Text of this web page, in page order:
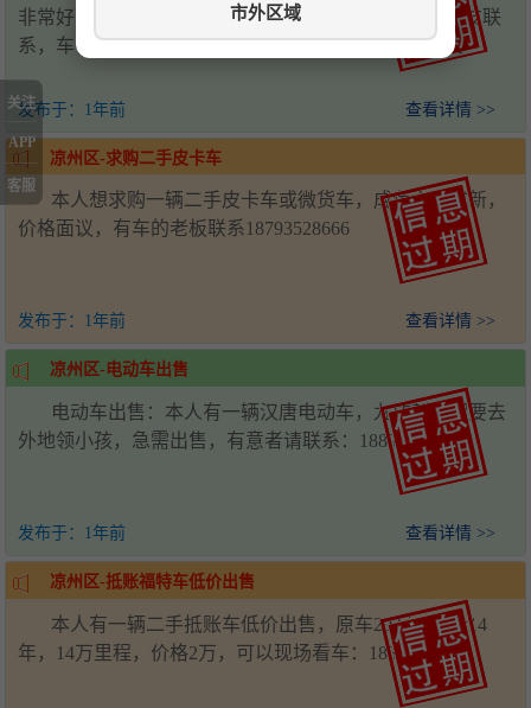
市外区域
非常好，7座高配版本，现急用钱出售，需要买车的朋友联
系，车在武威，随时看车，18694143888二手贩子勿扰
发布于： 1年前 查看详情 >>
凉州区-求购二手皮卡车
本人想求购一辆二手皮卡车或微货车，成色六七成新，
价格面议，有车的老板联系18793528666
发布于： 1年前 查看详情 >>
凉州区-电动车出售
电动车出售：本人有一辆汉唐电动车，九成新，因要去
外地领小孩，急需出售，有意者请联系：18893535233
发布于： 1年前 查看详情 >>
凉州区-抵账福特车低价出售
本人有一辆二手抵账车低价出售，原车20万，至今14
年，14万里程，价格2万，可以现场看车：18309350133
关注
APP
客服